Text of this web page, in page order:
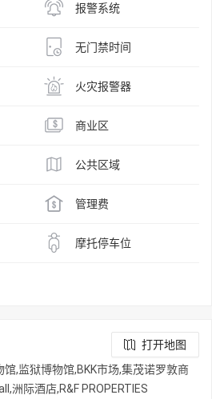
报警系统
无门禁时间
火灾报警器
商业区
公共区域
管理费
摩托停车位
打开地图
,监狱博物馆,BKK市场,集茂诺罗敦商
洲际酒店,R&F PROPERTIES